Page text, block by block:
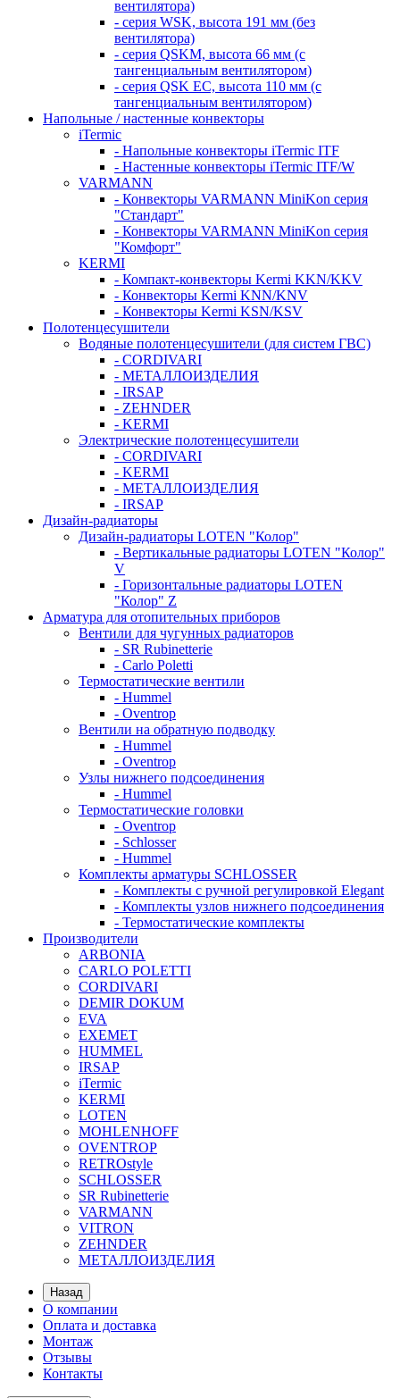
вентилятора)
- серия WSK, высота 191 мм (без
вентилятора)
- серия QSKM, высота 66 мм (с
тангенциальным вентилятором)
- серия QSK EC, высота 110 мм (с
тангенциальным вентилятором)
Напольные / настенные конвекторы
iTermic
- Напольные конвекторы iTermic ITF
- Настенные конвекторы iTermic ITF/W
VARMANN
- Конвекторы VARMANN MiniKon серия
"Стандарт"
- Конвекторы VARMANN MiniKon серия
"Комфорт"
KERMI
- Компакт-конвекторы Kermi KKN/KKV
- Конвекторы Kermi KNN/KNV
- Конвекторы Kermi KSN/KSV
Полотенцесушители
Водяные полотенцесушители (для систем ГВС)
- CORDIVARI
- МЕТАЛЛОИЗДЕЛИЯ
- IRSAP
- ZEHNDER
- KERMI
Электрические полотенцесушители
- CORDIVARI
- KERMI
- МЕТАЛЛОИЗДЕЛИЯ
- IRSAP
Дизайн-радиаторы
Дизайн-радиаторы LOTEN "Колор"
- Вертикальные радиаторы LOTEN "Колор"
V
- Горизонтальные радиаторы LOTEN
"Колор" Z
Арматура для отопительных приборов
Вентили для чугунных радиаторов
- SR Rubinetterie
- Carlo Poletti
Термостатические вентили
- Hummel
- Oventrop
Вентили на обратную подводку
- Hummel
- Oventrop
Узлы нижнего подсоединения
- Hummel
Термостатические головки
- Oventrop
- Schlosser
- Hummel
Комплекты арматуры SCHLOSSER
- Комплекты с ручной регулировкой Elegant
- Комплекты узлов нижнего подсоединения
- Термостатические комплекты
Производители
ARBONIA
CARLO POLETTI
CORDIVARI
DEMIR DOKUM
EVA
EXEMET
HUMMEL
IRSAP
iTermic
KERMI
LOTEN
MOHLENHOFF
OVENTROP
RETROstyle
SCHLOSSER
SR Rubinetterie
VARMANN
VITRON
ZEHNDER
МЕТАЛЛОИЗДЕЛИЯ
Назад
О компании
Оплата и доставка
Монтаж
Отзывы
Контакты